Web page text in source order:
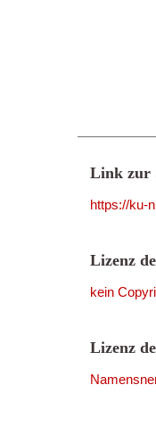
Link zur
https://ku-
Lizenz
kein
Lizenz